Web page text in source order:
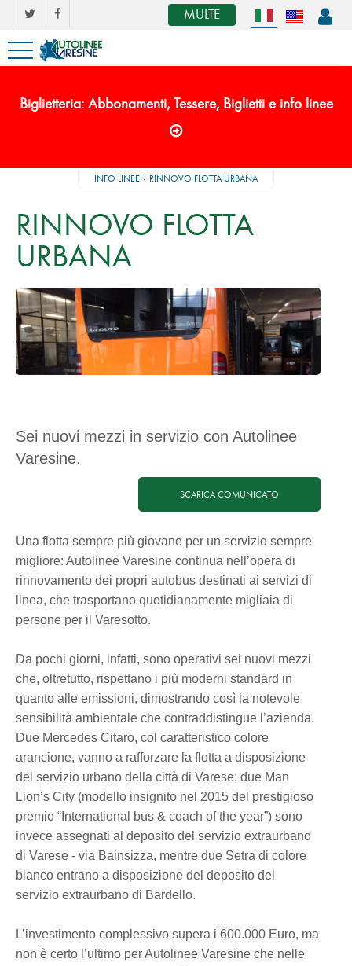
MULTE
Biglietteria: Abbonamenti, Tessere, Biglietti e info linee
INFO LINEE RINNOVO FLOTTA URBANA
RINNOVO FLOTTA
URBANA
Sei nuovi mezzi in servizio con Autolinee
Varesine.
SCARICA COMUNICATO
Una flotta sempre più giovane per un servizio sempre
migliore: Autolinee Varesine continua nell’opera di
rinnovamento dei propri autobus destinati ai servizi di
linea, che trasportano quotidianamente migliaia di
persone per il Varesotto.
Da pochi giorni, infatti, sono operativi sei nuovi mezzi
che, oltretutto, rispettano i più moderni standard in
quanto alle emissioni, dimostrando così la notevole
sensibilità ambientale che contraddistingue l’azienda.
Due Mercedes Citaro, col caratteristico colore
arancione, vanno a rafforzare la flotta a disposizione
del servizio urbano della città di Varese; due Man
Lion’s City (modello insignito nel 2015 del prestigioso
premio “International bus & coach of the year”) sono
invece assegnati al deposito del servizio extraurbano
di Varese - via Bainsizza, mentre due Setra di colore
bianco entrano a disposizione del deposito del
servizio extraurbano di Bardello.
L’investimento complessivo supera i 600.000 Euro, ma
non è certo l’ultimo per Autolinee Varesine che nelle